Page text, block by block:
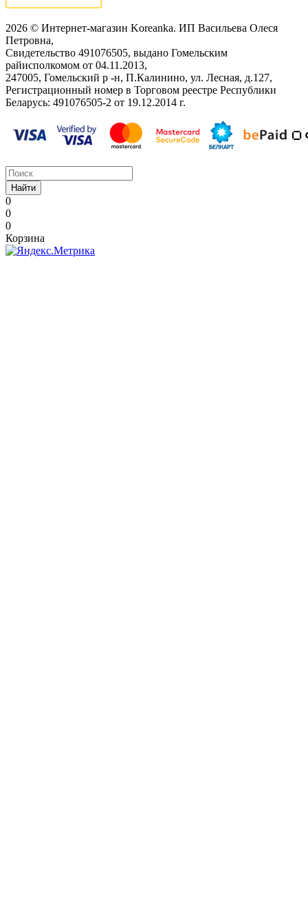
2026 © Интернет-магазин Koreanka. ИП Васильева Олеся
Петровна,
Свидетельство ‎491076505, выдано Гомельским
райисполкомом от 04.11.2013,
247005, Гомельский р -н, П.Калинино, ул. Лесная, д.127,
Регистрационный номер в Торговом реестре Республики
Беларусь: ‎491076505-2 от 19.12.2014 г.
Найти
0
0
0
Корзина